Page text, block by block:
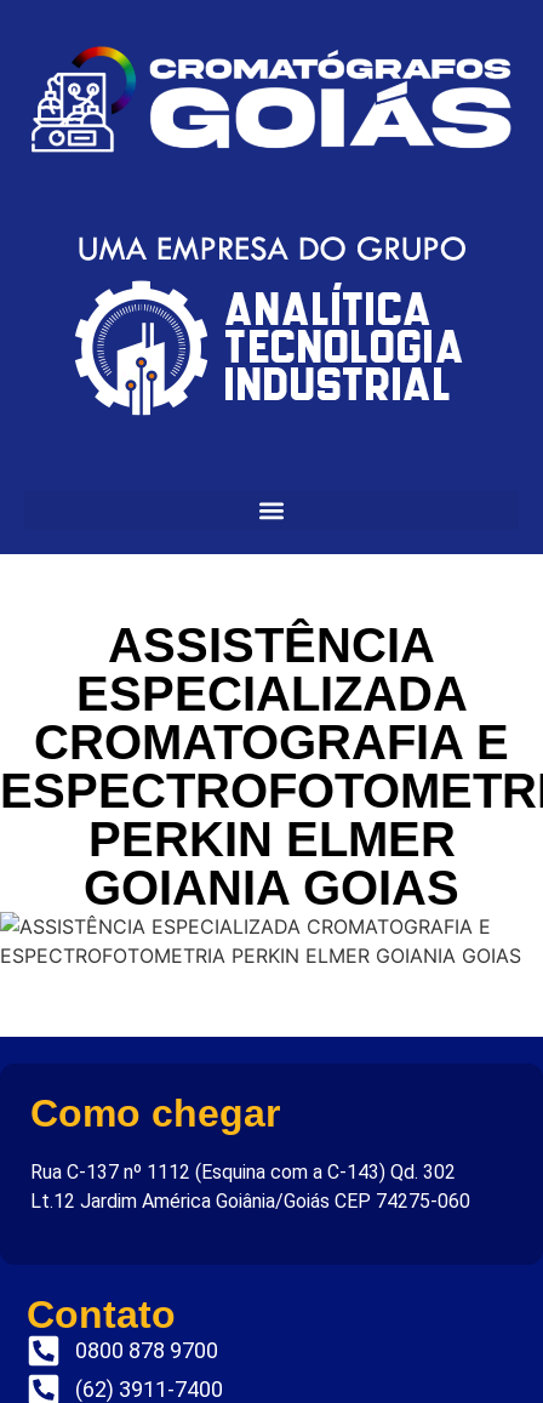
ASSISTÊNCIA
ESPECIALIZADA
CROMATOGRAFIA E
PERKIN ELMER
GOIANIA GOIAS
Como chegar
Rua C-137 nº 1112 (Esquina com a C-143) Qd. 302
Lt.12 Jardim América Goiânia/Goiás CEP 74275-060
Contato
0800 878 9700
(62) 3911-7400